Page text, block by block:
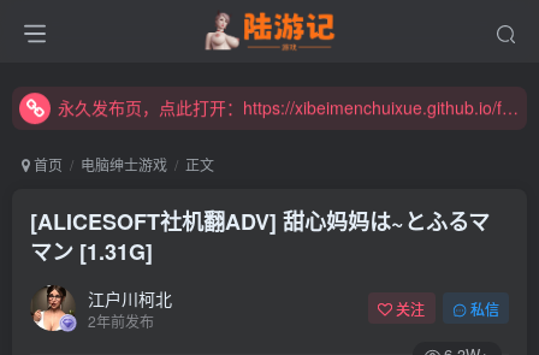
永久发布页，点此打开：https://xibeimenchuixue.github.io/fabuye/
永久发布页，点此打开：https://xibeimenchuixue.github.io/fabuye/
首页 电脑绅士游戏 正文
[ALICESOFT社机翻ADV] 甜心妈妈は~とふるマ
マン [1.31G]
江户川柯北
2年前发布
关注 私信